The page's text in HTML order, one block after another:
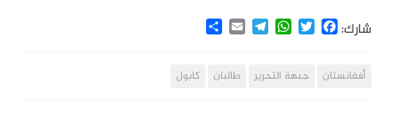
شارك:
Facebook
Twitter
WhatsApp
Telegram
Email
Share
أفغانستان جبهة التحرير طالبان كابول